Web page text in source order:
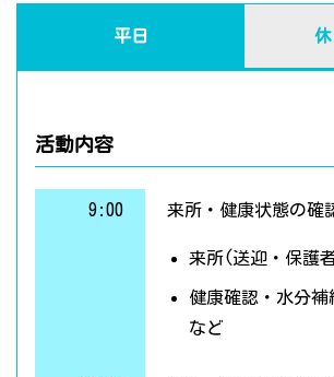
平日 休
活動内容
9:00 来所・健康状態の確
来所(送迎・保護
健康確認・水分補
など